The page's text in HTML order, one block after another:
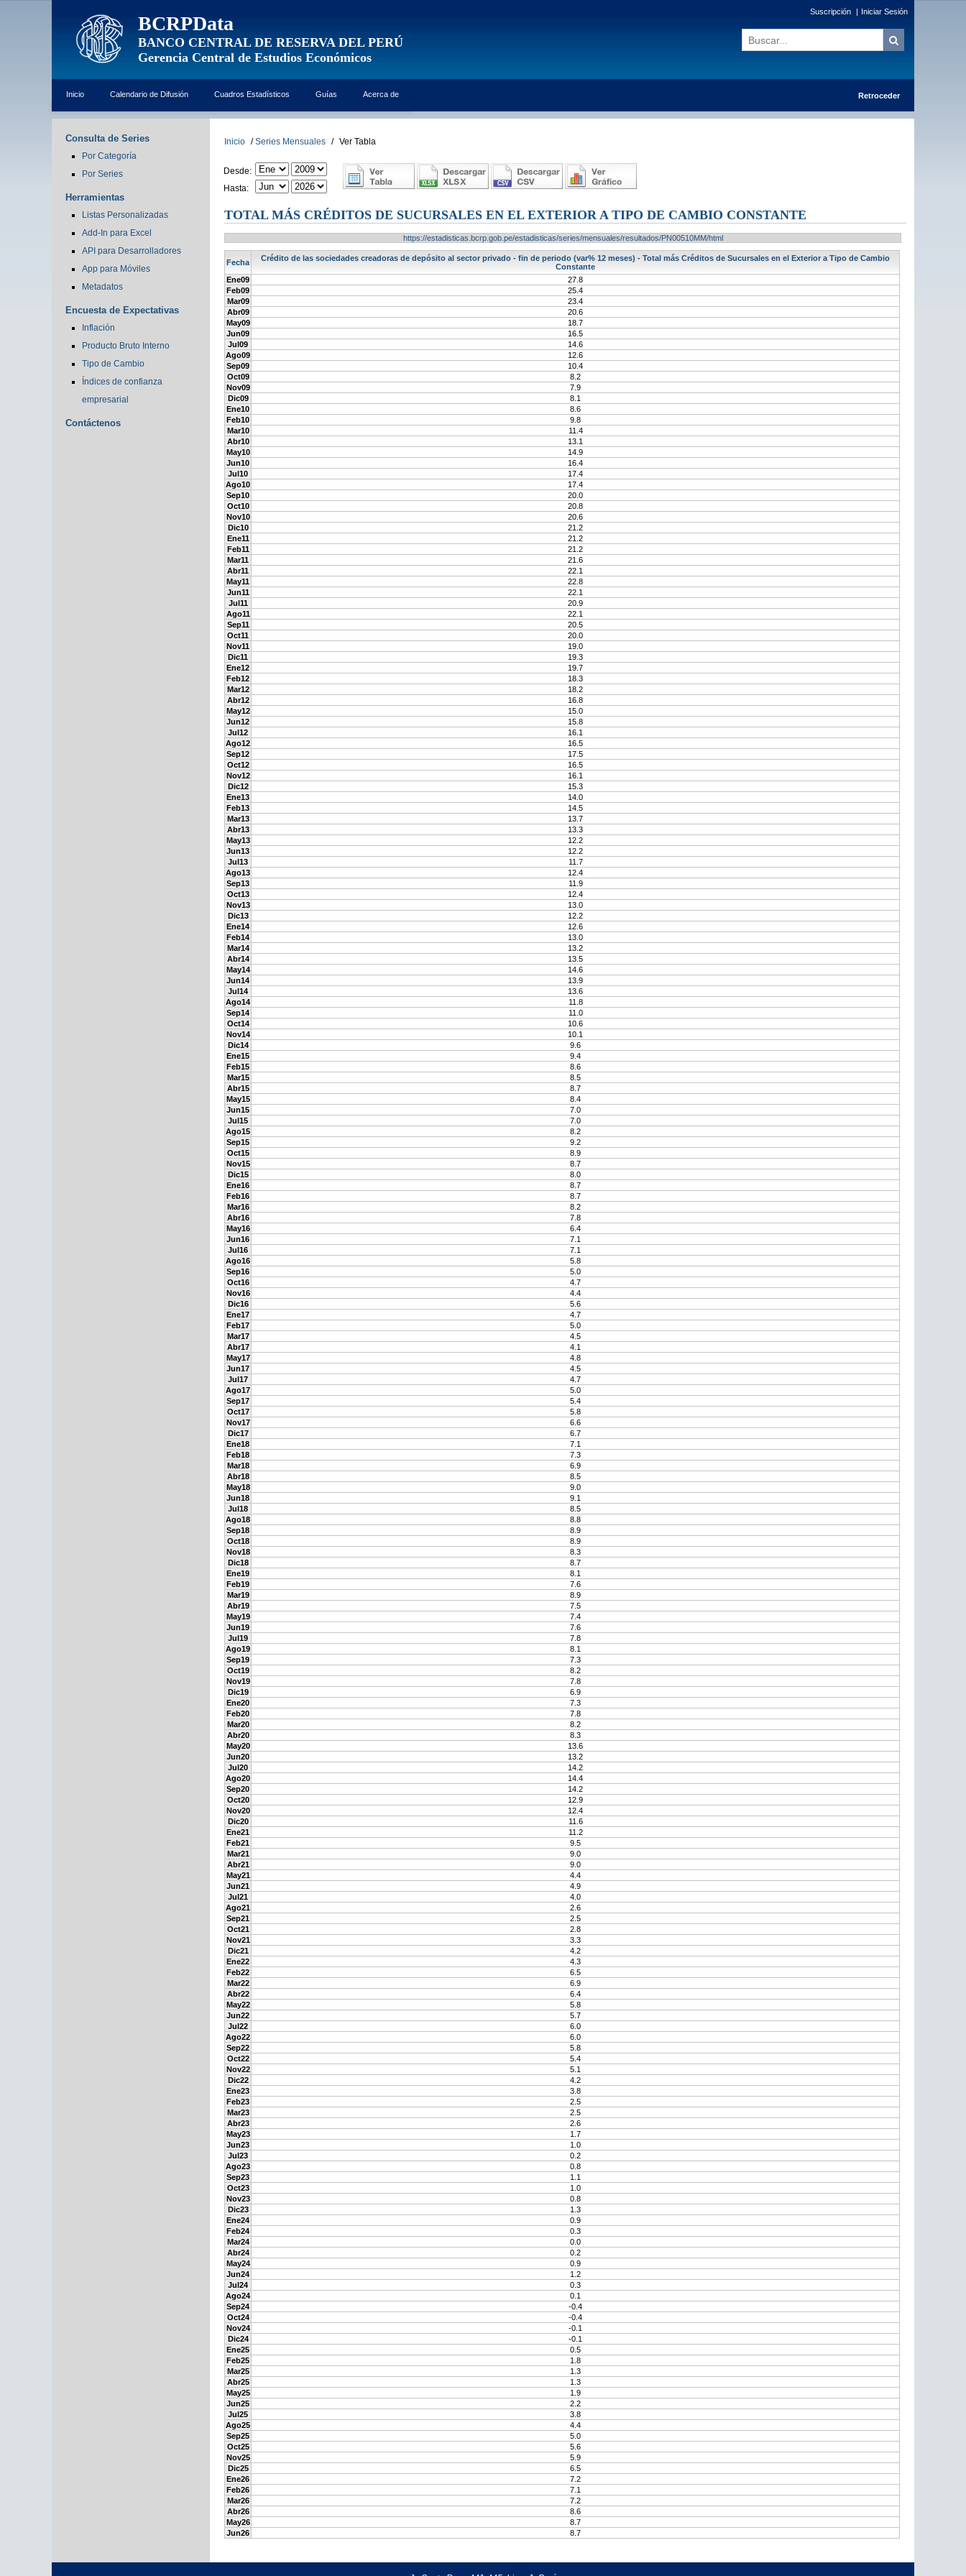
BCRPData
BANCO CENTRAL DE RESERVA DEL PERÚ
Gerencia Central de Estudios Económicos
Suscripción | Iniciar Sesión
Inicio Calendario de Difusión Cuadros Estadísticos Guías Acerca de Retroceder
Consulta de Series
Por Categoría
Por Series
Herramientas
Listas Personalizadas
Add-In para Excel
API para Desarrolladores
App para Móviles
Metadatos
Encuesta de Expectativas
Inflación
Producto Bruto Interno
Tipo de Cambio
Índices de confianza
empresarial
Contáctenos
Inicio / Series Mensuales / Ver Tabla
Desde:
Hasta:
TOTAL MÁS CRÉDITOS DE SUCURSALES EN EL EXTERIOR A TIPO DE CAMBIO CONSTANTE
https://estadisticas.bcrp.gob.pe/estadisticas/series/mensuales/resultados/PN00510MM/html
Fecha
Crédito de las sociedades creadoras de depósito al sector privado - fin de periodo (var% 12 meses) - Total más Créditos de Sucursales en el Exterior a Tipo de Cambio
Constante
Ene09
27.8
Feb09
25.4
Mar09
23.4
Abr09
20.6
May09
18.7
Jun09
16.5
Jul09
14.6
Ago09
12.6
Sep09
10.4
Oct09
8.2
Nov09
7.9
Dic09
8.1
Ene10
8.6
Feb10
9.8
Mar10
11.4
Abr10
13.1
May10
14.9
Jun10
16.4
Jul10
17.4
Ago10
17.4
Sep10
20.0
Oct10
20.8
Nov10
20.6
Dic10
21.2
Ene11
21.2
Feb11
21.2
Mar11
21.6
Abr11
22.1
May11
22.8
Jun11
22.1
Jul11
20.9
Ago11
22.1
Sep11
20.5
Oct11
20.0
Nov11
19.0
Dic11
19.3
Ene12
19.7
Feb12
18.3
Mar12
18.2
Abr12
16.8
May12
15.0
Jun12
15.8
Jul12
16.1
Ago12
16.5
Sep12
17.5
Oct12
16.5
Nov12
16.1
Dic12
15.3
Ene13
14.0
Feb13
14.5
Mar13
13.7
Abr13
13.3
May13
12.2
Jun13
12.2
Jul13
11.7
Ago13
12.4
Sep13
11.9
Oct13
12.4
Nov13
13.0
Dic13
12.2
Ene14
12.6
Feb14
13.0
Mar14
13.2
Abr14
13.5
May14
14.6
Jun14
13.9
Jul14
13.6
Ago14
11.8
Sep14
11.0
Oct14
10.6
Nov14
10.1
Dic14
9.6
Ene15
9.4
Feb15
8.6
Mar15
8.5
Abr15
8.7
May15
8.4
Jun15
7.0
Jul15
7.0
Ago15
8.2
Sep15
9.2
Oct15
8.9
Nov15
8.7
Dic15
8.0
Ene16
8.7
Feb16
8.7
Mar16
8.2
Abr16
7.8
May16
6.4
Jun16
7.1
Jul16
7.1
Ago16
5.8
Sep16
5.0
Oct16
4.7
Nov16
4.4
Dic16
5.6
Ene17
4.7
Feb17
5.0
Mar17
4.5
Abr17
4.1
May17
4.8
Jun17
4.5
Jul17
4.7
Ago17
5.0
Sep17
5.4
Oct17
5.8
Nov17
6.6
Dic17
6.7
Ene18
7.1
Feb18
7.3
Mar18
6.9
Abr18
8.5
May18
9.0
Jun18
9.1
Jul18
8.5
Ago18
8.8
Sep18
8.9
Oct18
8.9
Nov18
8.3
Dic18
8.7
Ene19
8.1
Feb19
7.6
Mar19
8.9
Abr19
7.5
May19
7.4
Jun19
7.6
Jul19
7.8
Ago19
8.1
Sep19
7.3
Oct19
8.2
Nov19
7.8
Dic19
6.9
Ene20
7.3
Feb20
7.8
Mar20
8.2
Abr20
8.3
May20
13.6
Jun20
13.2
Jul20
14.2
Ago20
14.4
Sep20
14.2
Oct20
12.9
Nov20
12.4
Dic20
11.6
Ene21
11.2
Feb21
9.5
Mar21
9.0
Abr21
9.0
May21
4.4
Jun21
4.9
Jul21
4.0
Ago21
2.6
Sep21
2.5
Oct21
2.8
Nov21
3.3
Dic21
4.2
Ene22
4.3
Feb22
6.5
Mar22
6.9
Abr22
6.4
May22
5.8
Jun22
5.7
Jul22
6.0
Ago22
6.0
Sep22
5.8
Oct22
5.4
Nov22
5.1
Dic22
4.2
Ene23
3.8
Feb23
2.5
Mar23
2.5
Abr23
2.6
May23
1.7
Jun23
1.0
Jul23
0.2
Ago23
0.8
Sep23
1.1
Oct23
1.0
Nov23
0.8
Dic23
1.3
Ene24
0.9
Feb24
0.3
Mar24
0.0
Abr24
0.2
May24
0.9
Jun24
1.2
Jul24
0.3
Ago24
0.1
Sep24
-0.4
Oct24
-0.4
Nov24
-0.1
Dic24
-0.1
Ene25
0.5
Feb25
1.8
Mar25
1.3
Abr25
1.3
May25
1.9
Jun25
2.2
Jul25
3.8
Ago25
4.4
Sep25
5.0
Oct25
5.6
Nov25
5.9
Dic25
6.5
Ene26
7.2
Feb26
7.1
Mar26
7.2
Abr26
8.6
May26
8.7
Jun26
8.7